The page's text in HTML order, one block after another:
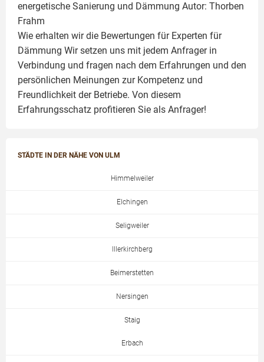
energetische Sanierung und Dämmung Autor: Thorben
Frahm
Wie erhalten wir die Bewertungen für Experten für
Dämmung Wir setzen uns mit jedem Anfrager in
Verbindung und fragen nach dem Erfahrungen und den
persönlichen Meinungen zur Kompetenz und
Freundlichkeit der Betriebe. Von diesem
Erfahrungsschatz profitieren Sie als Anfrager!
STÄDTE IN DER NÄHE VON ULM
Himmelweiler
Elchingen
Seligweiler
Illerkirchberg
Beimerstetten
Nersingen
Staig
Erbach